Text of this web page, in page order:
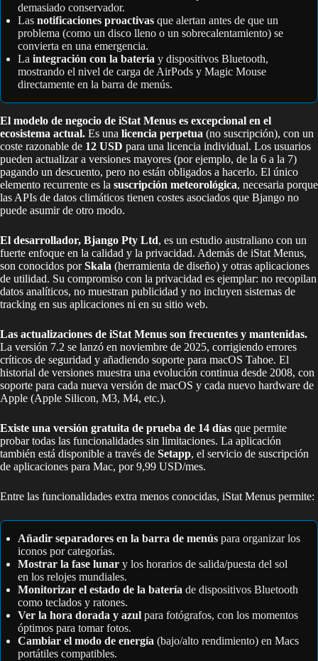
demasiado conservador.
Las notificaciones proactivas que alertan antes de que un
problema (como un disco lleno o un sobrecalentamiento) se
convierta en una emergencia.
La integración con la batería y dispositivos Bluetooth,
mostrando el nivel de carga de AirPods y Magic Mouse
directamente en la barra de menús.
El modelo de negocio de iStat Menus es excepcional en el
ecosistema actual. Es una licencia perpetua (no suscripción), con un
coste razonable de 12 USD para una licencia individual. Los usuarios
pueden actualizar a versiones mayores (por ejemplo, de la 6 a la 7)
pagando un descuento, pero no están obligados a hacerlo. El único
elemento recurrente es la suscripción meteorológica, necesaria porque
las APIs de datos climáticos tienen costes asociados que Bjango no
puede asumir de otro modo.
El desarrollador, Bjango Pty Ltd, es un estudio australiano con un
fuerte enfoque en la calidad y la privacidad. Además de iStat Menus,
son conocidos porSkala (herramienta de diseño) y otras aplicaciones
de utilidad. Su compromiso con la privacidad es ejemplar: no recopilan
datos analíticos, no muestran publicidad y no incluyen sistemas de
tracking en sus aplicaciones ni en su sitio web.
Las actualizaciones de iStat Menus son frecuentes y mantenidas.
La versión 7.2 se lanzó en noviembre de 2025, corrigiendo errores
críticos de seguridad y añadiendo soporte para macOS Tahoe. El
historial de versiones muestra una evolución continua desde 2008, con
soporte para cada nueva versión de macOS y cada nuevo hardware de
Apple (Apple Silicon, M3, M4, etc.).
Existe una versión gratuita de prueba de 14 días que permite
probar todas las funcionalidades sin limitaciones. La aplicación
también está disponible a través de Setapp, el servicio de suscripción
de aplicaciones para Mac, por 9,99 USD/mes.
Entre las funcionalidades extra menos conocidas, iStat Menus permite:
Añadir separadores en la barra de menús para organizar los
iconos por categorías.
Mostrar la fase lunar y los horarios de salida/puesta del sol
en los relojes mundiales.
Monitorizar el estado de la batería de dispositivos Bluetooth
como teclados y ratones.
Ver la hora dorada y azul para fotógrafos, con los momentos
óptimos para tomar fotos.
Cambiar el modo de energía (bajo/alto rendimiento) en Macs
portátiles compatibles.